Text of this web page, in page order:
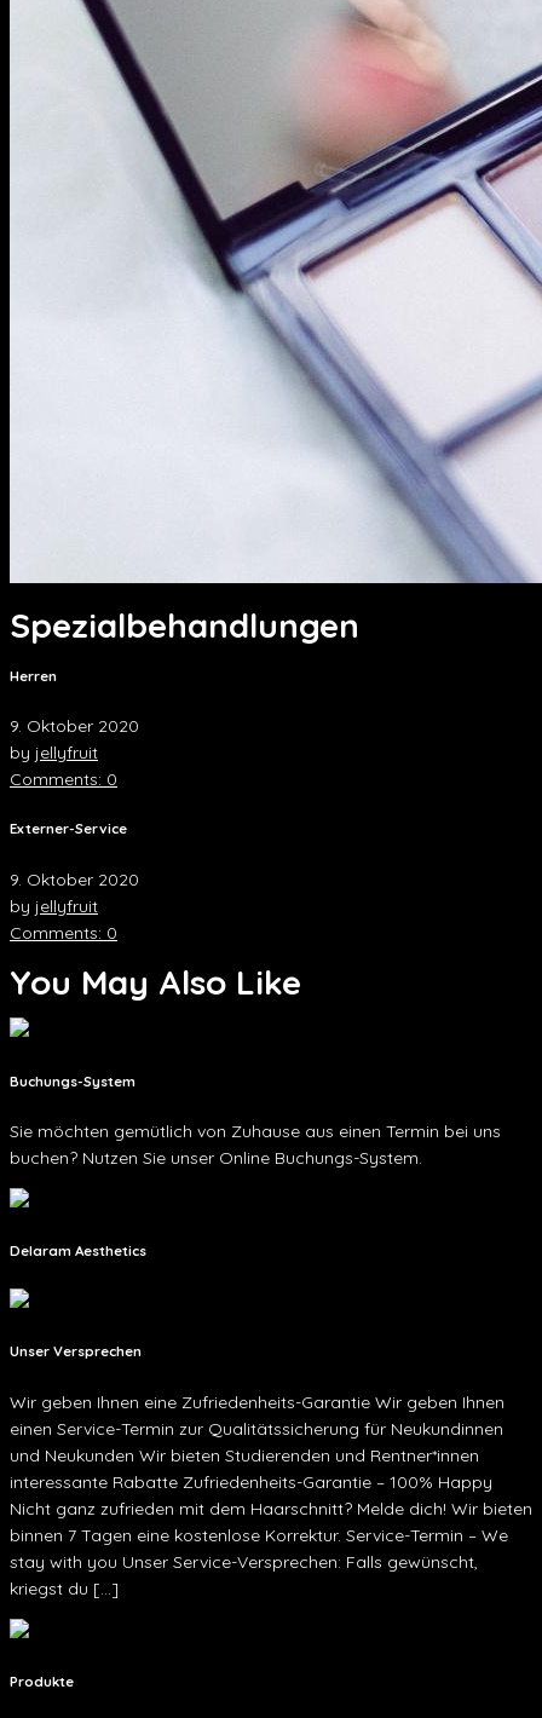
Spezialbehandlungen
Herren
9. Oktober 2020
by jellyfruit
Comments: 0
Externer-Service
9. Oktober 2020
by jellyfruit
Comments: 0
You May Also Like
Buchungs-System
Sie möchten gemütlich von Zuhause aus einen Termin bei uns
buchen? Nutzen Sie unser Online Buchungs-System.
Delaram Aesthetics
Unser Versprechen
Wir geben Ihnen eine Zufriedenheits-Garantie Wir geben Ihnen
einen Service-Termin zur Qualitätssicherung für Neukundinnen
und Neukunden Wir bieten Studierenden und Rentner*innen
interessante Rabatte Zufriedenheits-Garantie – 100% Happy
Nicht ganz zufrieden mit dem Haarschnitt? Melde dich! Wir bieten
binnen 7 Tagen eine kostenlose Korrektur. Service-Termin – We
stay with you Unser Service-Versprechen: Falls gewünscht,
kriegst du […]
Produkte